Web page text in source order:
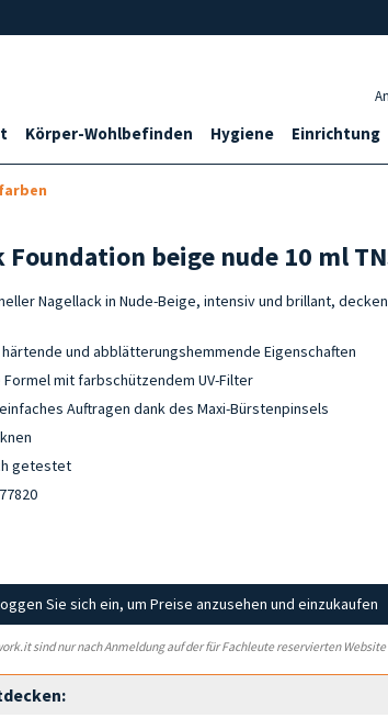
Körper-Wohlbefinden Hygiene Einrichtung
Foundation beige nude 10 ml
Nagellack in Nude-Beige, intensiv und brillant,
und abblätterungshemmende Eigenschaften
mit farbschützendem UV-Filter
Auftragen dank des Maxi-Bürstenpinsels
getestet
Sie sich ein, um Preise anzusehen und einzukaufen
sind nur nach Anmeldung auf der für Fachleute reservierten